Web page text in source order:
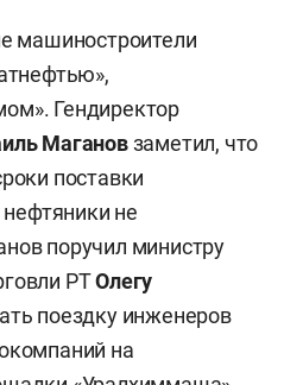
машиностроители
Гендиректор
Магановзаметил, что
поставки
не
поручил министру
РТОлегу
поездку инженеров
на